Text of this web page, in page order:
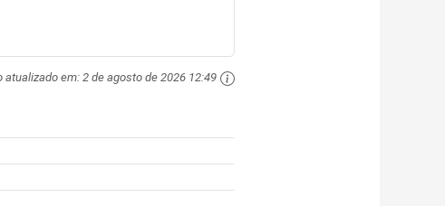
atualizado em:2 de agosto de 2026 12:49